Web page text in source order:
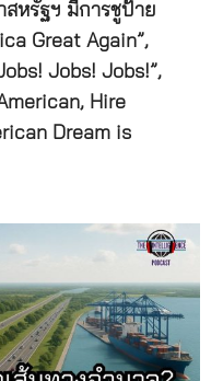
หรัฐฯ มีการชูป้าย
Great Again”,
Jobs! Jobs!”,
Hire
Dream is